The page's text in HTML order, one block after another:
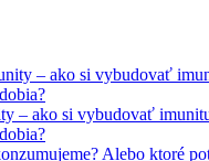
– ako si vybudovať